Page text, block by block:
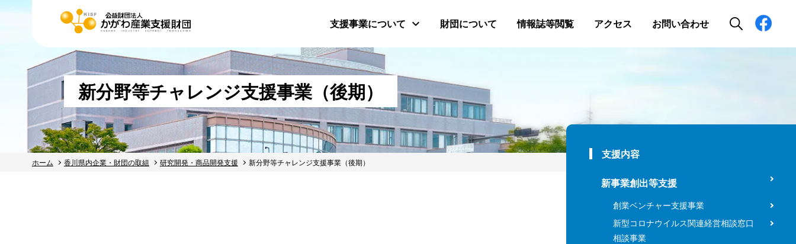
支援事業について 財団について 情報誌等閲覧 アクセス お問い合わせ
新分野等チャレンジ支援事業（後期）
ホーム 香川県内企業・財団の取組 研究開発・商品開発支援 新分野等チャレンジ支援事業（後期）
支援内容
新事業創出等支援
創業ベンチャー支援事業
新型コロナウイルス関連経営相談窓口
相談事業